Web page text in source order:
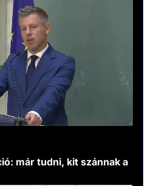
már tudni, kit szánnak a